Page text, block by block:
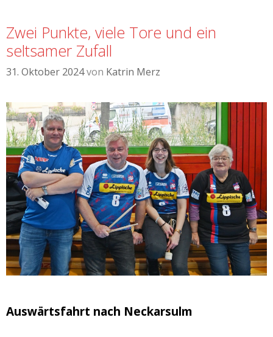
Zwei Punkte, viele Tore und ein
seltsamer Zufall
31. Oktober 2024von Katrin Merz
Auswärtsfahrt nach Neckarsulm